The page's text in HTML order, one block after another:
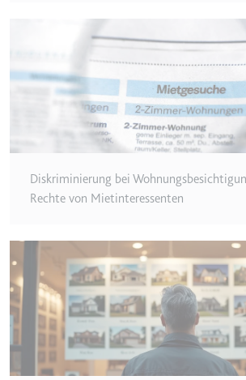
ytidb::LAST_RESULT_ENTRY_KEY
Anbieter:
youtube.com
Zweck:
Wird verwendet, um die
Interaktion der Nutzer
verfolgen.
Ablauf:
Beständig
YtIdbMeta#databases
Anbieter:
youtube.com
Zweck:
Wird verwendet, um die
Interaktion der Nutzer
eingebetteten Inhalten
Diskriminierung bei
Rechte von Mietinteressenten